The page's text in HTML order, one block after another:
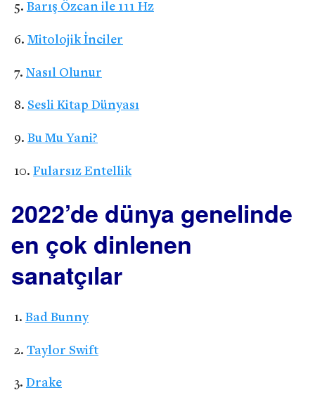
Barış Özcan ile 111 Hz
Mitolojik İnciler
Nasıl Olunur
Sesli Kitap Dünyası
Bu Mu Yani?
Fularsız Entellik
2022’de dünya genelinde
en çok dinlenen
sanatçılar
Bad Bunny
Taylor Swift
Drake